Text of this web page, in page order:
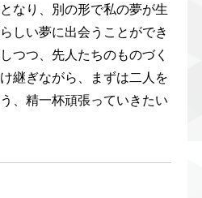
なり、別の形で私の夢が生
しい夢に出会うことができ
つつ、先人たちのものづく
継ぎながら、まずは二人を
、精一杯頑張っていきたい